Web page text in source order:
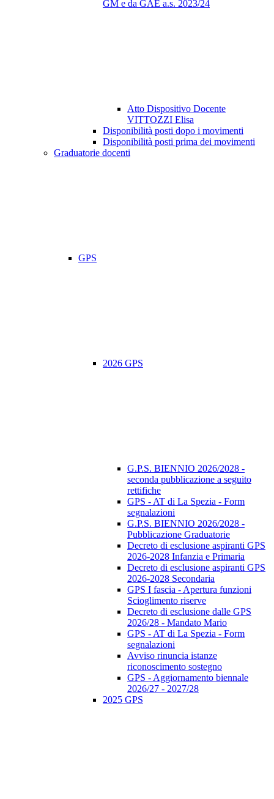
GM e da GAE a.s. 2023/24
Atto Dispositivo Docente
VITTOZZI Elisa
Disponibilità posti dopo i movimenti
Disponibilità posti prima dei movimenti
Graduatorie docenti
GPS
2026 GPS
G.P.S. BIENNIO 2026/2028 -
seconda pubblicazione a seguito
rettifiche
GPS - AT di La Spezia - Form
segnalazioni
G.P.S. BIENNIO 2026/2028 -
Pubblicazione Graduatorie
Decreto di esclusione aspiranti GPS
2026-2028 Infanzia e Primaria
Decreto di esclusione aspiranti GPS
2026-2028 Secondaria
GPS I fascia - Apertura funzioni
Scioglimento riserve
Decreto di esclusione dalle GPS
2026/28 - Mandato Mario
GPS - AT di La Spezia - Form
segnalazioni
Avviso rinuncia istanze
riconoscimento sostegno
GPS - Aggiornamento biennale
2026/27 - 2027/28
2025 GPS